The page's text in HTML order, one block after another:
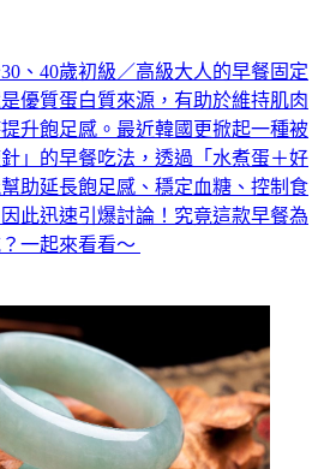
、40歲初級／高級大人的早餐固定
優質蛋白質來源，有助於維持肌肉
升飽足感。最近韓國更掀起一種被
」的早餐吃法，透過「水煮蛋＋好
助延長飽足感、穩定血糖、控制食
此迅速引爆討論！究竟這款早餐為
一起來看看～